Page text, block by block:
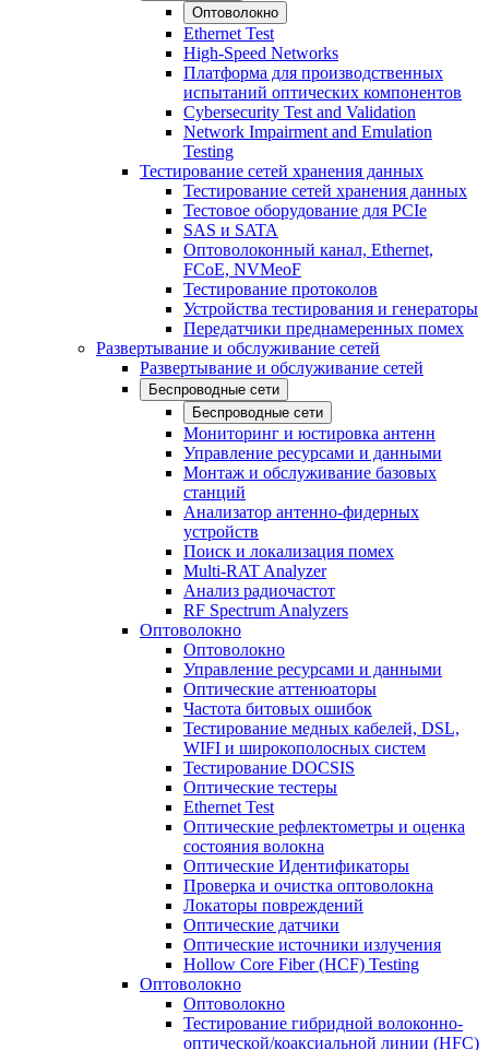
Оптоволокно
Ethernet Test
High-Speed Networks
Платформа для производственных
испытаний оптических компонентов
Cybersecurity Test and Validation
Network Impairment and Emulation
Testing
Тестирование сетей хранения данных
Тестирование сетей хранения данных
Тестовое оборудование для PCIe
SAS и SATA
Оптоволоконный канал, Ethernet,
FCoE, NVMeoF
Тестирование протоколов
Устройства тестирования и генераторы
Передатчики преднамеренных помех
Развертывание и обслуживание сетей
Развертывание и обслуживание сетей
Беспроводные сети
Беспроводные сети
Мониторинг и юстировка антенн
Управление ресурсами и данными
Монтаж и обслуживание базовых
станций
Анализатор антенно-фидерных
устройств
Поиск и локализация помех
Multi-RAT Analyzer
Анализ радиочастот
RF Spectrum Analyzers
Оптоволокно
Оптоволокно
Управление ресурсами и данными
Оптические aттенюаторы
Частота битовых ошибок
Тестирование медных кабелей, DSL,
WIFI и широкополосных систем
Тестирование DOCSIS
Оптические тестеры
Ethernet Test
Оптические рефлектометры и оценка
состояния волокна
Оптические Идентификаторы
Проверка и очистка оптоволокна
Локаторы повреждений
Оптические датчики
Оптические источники излучения
Hollow Core Fiber (HCF) Testing
Оптоволокно
Оптоволокно
Тестирование гибридной волоконно-
оптической/коаксиальной линии (HFC)